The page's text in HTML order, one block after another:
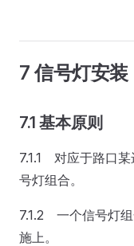
7 信号灯安装
7.1 基本原则
7.1.1 对应于路口
号灯组合。
7.1.2 一个信号灯
施上。